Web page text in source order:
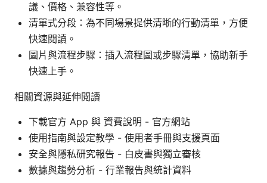
議、價格、兼容性等。
清單式分段：為不同場景提供清晰的行動清單，方便
快速閱讀。
圖片與流程步驟：插入流程圖或步驟清單，協助新手
快速上手。
相關資源與延伸閱讀
下載官方 App 與 資費說明 - 官方網站
使用指南與設定教學 - 使用者手冊與支援頁面
安全與隱私研究報告 - 白皮書與獨立審核
數據與趨勢分析 - 行業報告與統計資料